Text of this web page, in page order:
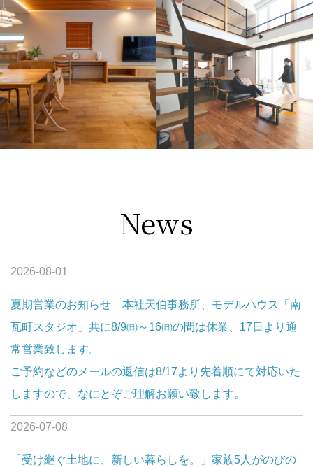
News
2026-08-01
夏期営業のお知らせ 本社天伯事務所、モデルハウス「南
瓦町スタジオ」共に8/9㈰～16㈰の間は休業、17日より通
常営業致します。
ご予約などのメールの返信は8/17より先着順にて対応いた
しますので、なにとぞご理解お願い致します。
2026-07-08
「受け継ぐ土地に、新しい暮らしを。」家族5人がのびの